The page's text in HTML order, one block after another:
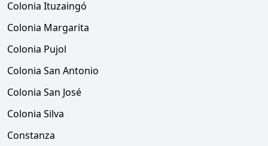
Colonia Ituzaingó
Colonia Margarita
Colonia Pujol
Colonia San Antonio
Colonia San José
Colonia Silva
Constanza